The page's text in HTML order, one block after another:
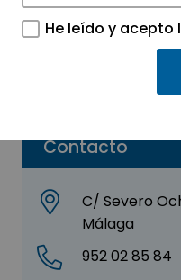
Contacto
C/ Severo
Málaga
952 02 85 84
CENTROS
Málaga
He leído y acepto